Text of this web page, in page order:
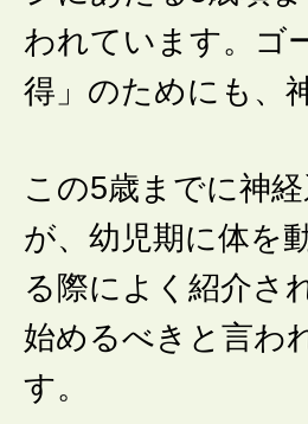
われています。ゴ
得」のためにも、
この5歳までに神
が、幼児期に体を
る際によく紹介さ
始めるべきと言わ
す。